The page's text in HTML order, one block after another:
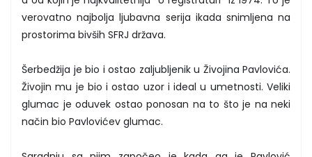
verovatno najbolja ljubavna serija ikada snimljena na
prostorima bivših SFRJ država.
Šerbedžija je bio i ostao zaljubljenik u Živojina Pavlovića.
Živojin mu je bio i ostao uzor i ideal u umetnosti. Veliki
glumac je oduvek ostao ponosan na to što je na neki
način bio Pavlovićev glumac.